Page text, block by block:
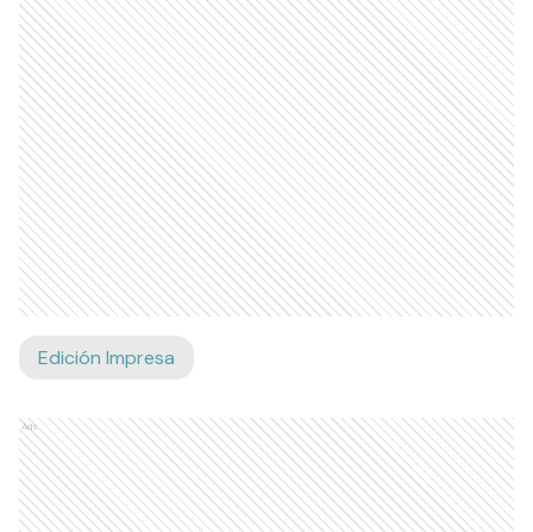
Edición Impresa
Ads